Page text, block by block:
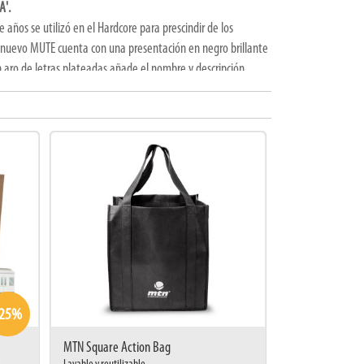
se utilizó en el Hardcore para prescindir de los
MUTE cuenta con una presentación en negro brillante
de letras plateadas añade el nombre y descripción
empacar la presentación del MUTE con un aire informal
Water Based 300 y Water Based 100, ya que la bola
tus sprays antes de tirarlos al contenedor de reciclaje!
Based
MTN Square Action Bag